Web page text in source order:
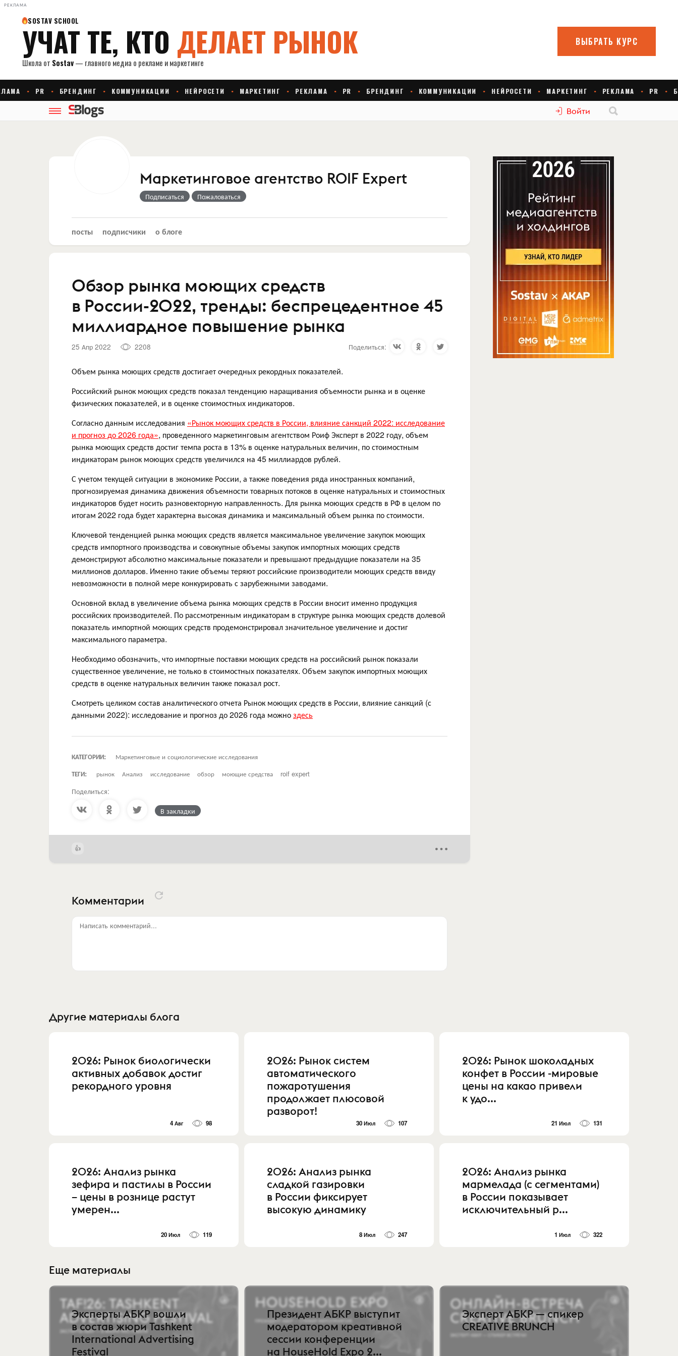
РЕКЛАМА
Войти
Маркетинговое агентство ROIF Expert
Подписаться Пожаловаться
посты подписчики о блоге
Обзор рынка моющих средств
в России-2022, тренды: беспрецедентное 45
миллиардное повышение рынка
25 Апр 2022 2208 Поделиться:
Объем рынка моющих средств достигает очередных рекордных показателей.
Российский рынок моющих средств показал тенденцию наращивания объемности рынка и в оценке
физических показателей, и в оценке стоимостных индикаторов.
Согласно данным исследования «Рынок моющих средств в России, влияние санкций 2022: исследование
и прогноз до 2026 года», проведенного маркетинговым агентством Роиф Эксперт в 2022 году, объем
рынка моющих средств достиг темпа роста в 13% в оценке натуральных величин, по стоимостным
индикаторам рынок моющих средств увеличился на 45 миллиардов рублей.
С учетом текущей ситуации в экономике России, а также поведения ряда иностранных компаний,
прогнозируемая динамика движения объемности товарных потоков в оценке натуральных и стоимостных
индикаторов будет носить разновекторную направленность. Для рынка моющих средств в РФ в целом по
итогам 2022 года будет характерна высокая динамика и максимальный объем рынка по стоимости.
Ключевой тенденцией рынка моющих средств является максимальное увеличение закупок моющих
средств импортного производства и совокупные объемы закупок импортных моющих средств
демонстрируют абсолютно максимальные показатели и превышают предыдущие показатели на 35
миллионов долларов. Именно такие объемы теряют российские производители моющих средств ввиду
невозможности в полной мере конкурировать с зарубежными заводами.
Основной вклад в увеличение объема рынка моющих средств в России вносит именно продукция
российских производителей. По рассмотренным индикаторам в структуре рынка моющих средств долевой
показатель импортной моющих средств продемонстрировал значительное увеличение и достиг
максимального параметра.
Необходимо обозначить, что импортные поставки моющих средств на российский рынок показали
существенное увеличение, не только в стоимостных показателях. Объем закупок импортных моющих
средств в оценке натуральных величин также показал рост.
Смотреть целиком состав аналитического отчета Рынок моющих средств в России, влияние санкций (с
данными 2022): исследование и прогноз до 2026 года можноздесь
КАТЕГОРИИ:
Маркетинговые и социологические исследования
ТЕГИ:
рынок Анализ исследование обзор моющие средства roif expert
Поделиться:
В закладки
Комментарии
Написать комментарий...
Другие материалы блога
2026: Рынок биологически
активных добавок достиг
рекордного уровня
4 Авг 98
2026: Рынок систем
автоматического
пожаротушения
продолжает плюсовой
разворот!
30 Июл 107
2026: Рынок шоколадных
конфет в России -мировые
цены на какао привели
к удо...
21 Июл 131
2026: Анализ рынка
зефира и пастилы в России
– цены в рознице растут
умерен...
20 Июл 119
2026: Анализ рынка
сладкой газировки
в России фиксирует
высокую динамику
8 Июл 247
2026: Анализ рынка
мармелада (с сегментами)
в России показывает
исключительный р...
1 Июл 322
Еще материалы
Эксперты АБКР вошли
в состав жюри Tashkent
International Advertising
Festival
Президент АБКР выступит
модератором креативной
сессии конференции
на HouseHold Expo 2...
Эксперт АБКР — спикер
CREATIVE BRUNCH